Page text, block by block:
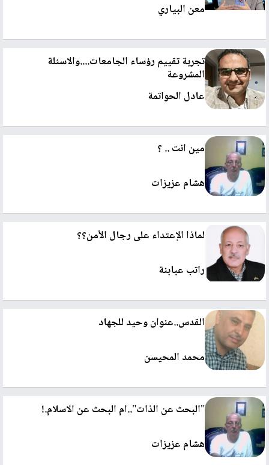
معن البياري
تجربة تقييم رؤساء الجامعات....والاسئلة
المشروعة
عادل الحواتمة
مين انت .. ؟
هشام عزيزات
لماذا الإعتداء على رجال الأمن؟؟
راتب عبابنة
القدس..عنوان وحيد للجهاد
محمد المحيسن
"البحث عن الذات"..ام البحث عن الاسلام.!
هشام عزيزات